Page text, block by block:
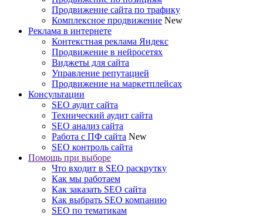
Продвижение сайта по трафику
Комплексное продвижение New
Реклама в интернете
Контекстная реклама Яндекс
Продвижение в нейросетях
Виджеты для сайта
Управление репутацией
Продвижение на маркетплейсах
Консультации
SEO аудит сайта
Технический аудит сайта
SEO анализ сайта
Работа с ПФ сайта New
SEO контроль сайта
Помощь при выборе
Что входит в SEO раскрутку
Как мы работаем
Как заказать SEO сайта
Как выбрать SEO компанию
SEO по тематикам